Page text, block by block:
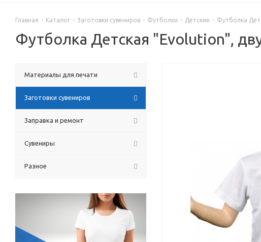
Главная - Каталог - Заготовки сувениров - Футболки - Детские - Футболка
Футболка Детская "Evolution",
Материалы для печати
Заготовки сувениров
Заправка и ремонт
Сувениры
Разное